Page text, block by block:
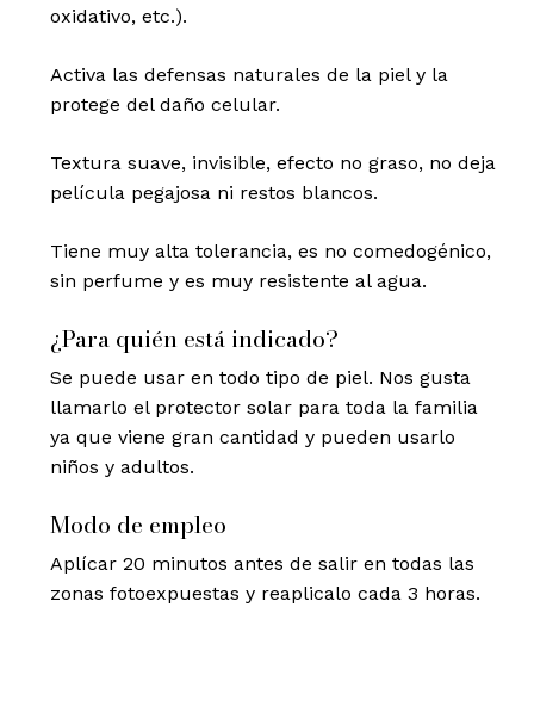
oxidativo, etc.).
Activa las defensas naturales de la piel y la
protege del daño celular.
Textura suave, invisible, efecto no graso, no deja
película pegajosa ni restos blancos.
Tiene muy alta tolerancia, es no comedogénico,
sin perfume y es muy resistente al agua.
¿Para quién está indicado?
Se puede usar en todo tipo de piel. Nos gusta
llamarlo el protector solar para toda la familia
ya que viene gran cantidad y pueden usarlo
niños y adultos.
Modo de empleo
Aplícar 20 minutos antes de salir en todas las
zonas fotoexpuestas y reaplicalo cada 3 horas.